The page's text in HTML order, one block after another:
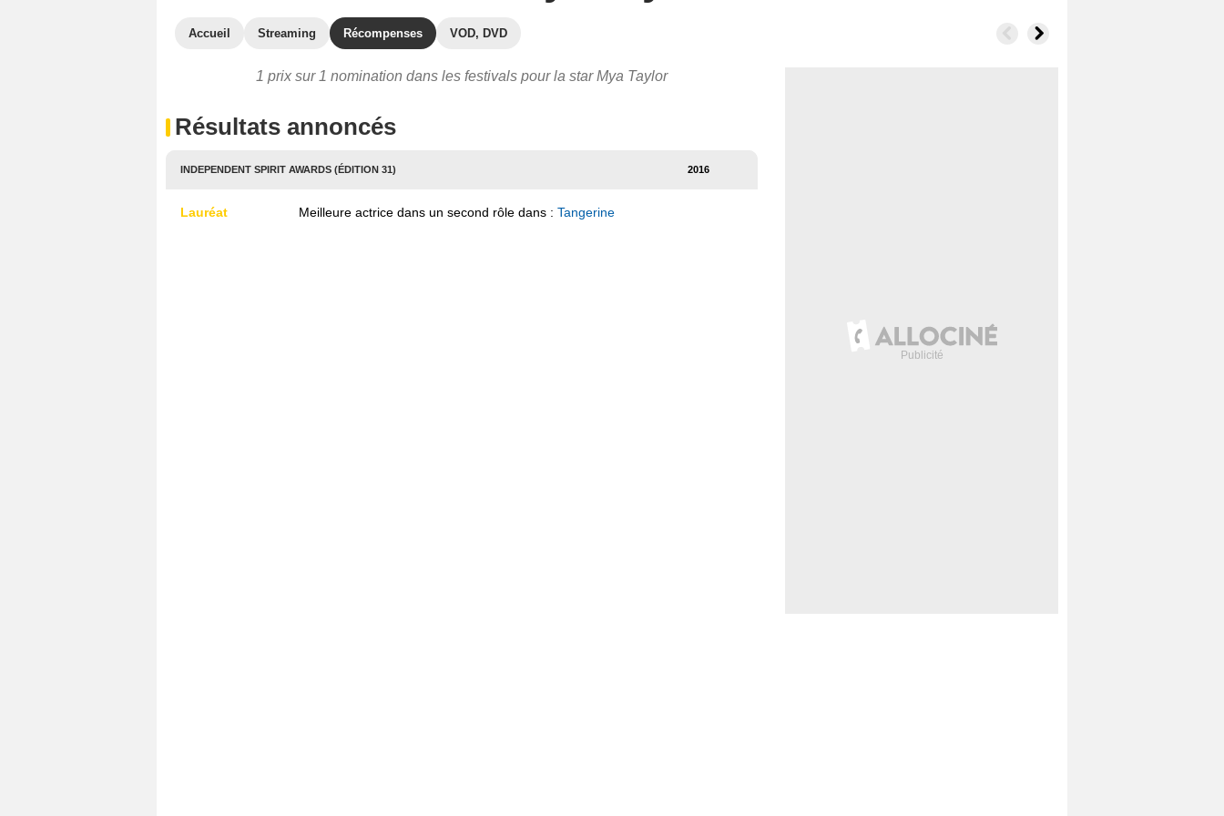
Accueil Streaming Récompenses VOD, DVD
1 prix sur 1 nomination dans les festivals pour la star Mya Taylor
Résultats annoncés
INDEPENDENT SPIRIT AWARDS (ÉDITION 31) 2016
Lauréat Meilleure actrice dans un second rôle dans : Tangerine